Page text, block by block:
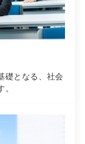
礎となる、社会